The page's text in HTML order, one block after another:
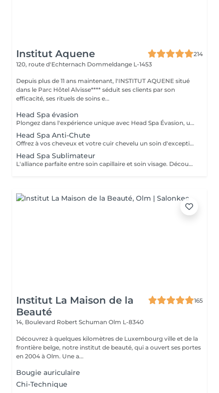
Institut Aquene
214
120, route d'Echternach Dommeldange L-1453
Depuis plus de 11 ans maintenant, l'INSTITUT AQUENE situé
dans le Parc Hôtel Alvisse**** séduit ses clients par son
efficacité, ses rituels de soins e...
Head Spa évasion
Plongez dans l'expérience unique avec Head Spa Évasion, un soin dédié exclusivement à votre cuir chevelu. Ce rituel express est idéal pour découvrir les bienfaits du Head Spa, alliant relaxation profonde et stimulation du cuir chevelu. Un Moment Pour Vous Évader - Nettoyage en profondeur: Élimination des impuretés pour un cuir chevelu purifié. - Massage ciblé: Une gestuelle relaxante qui stimule la microcirculation et soulage les tensions. - Hydratation et soin: Des produits adaptés pour nourrir et revitaliser votre cuir chevelu. Un sèche cheveux et des brosses sont mis à votre disposition pour que vous ne repartiez pas avec la tête mouillée.
Head Spa Anti-Chute
Offrez à vos cheveux et votre cuir chevelu un soin d'exception avec notre Head Spa Anti-chute, utilisant les produits haut de gamme NANNIC. Ce traitement innovant a été conçu pour prévenir la chute des cheveux, favoriser leur repousse et renforcer leur santé globale. Les Bienfaits des Produits NANNIC Les soins NANNIC sont formulés avec des complexes innovants et des ingrédients naturels tels que: - Peptides bioactifs: stimulent la croissance et renforcent les racines. - Extraits végétaux: Apaisent et rééquilibrent le cuir chevelu. - Technologie NBE: Optimise la pénétration des actifs pour des résultats visible dès les premières séances. Afin de prolonger les bienfaits à la maison, bénéficiez d'une réduction de 15% sur la gamme capillaire ainsi que les trousses au format voyage et/ou découverte. Un sèche cheveux et des brosses sont mis à votre disposition pour que vous ne repartiez pas avec la tête mouillée
Head Spa Sublimateur
L'alliance parfaite entre soin capillaire et soin visage. Découvrez notre nouveau Head Spa Sublimateur qui marie le meilleur des soins capillaires et des soins visage pour une expérience de bien-être et de beauté complète. Conçu pour sublimer vos cheveux tout en revitalisant votre peau, ce soin est une véritable parenthèse de détente et de régénération. En Quoi Consiste ce soin ? Le Head Spa Sublimateur est un protocole unique qui agit en profondeur sur vos cheveux, votre cuir chevelu et votre visage: - Soin Capillaire Personnalisé: Nettoyage, massage et application de soins adaptés pour purifier le cuir chevelu, renforcer la fibre capillaire et sublimer vos cheveux. - Rituel visage: Un soin ciblé pour hydrater, apaiser et illuminer la peau, en utilisant des produits premium et techniques expertes. - Massage Relaxant: Une gestuelle douce et enveloppante pour une détente absolue, favorisant la circulation et l'oxygénation des tissus. Les Bienfaits - Pour vos cheveux: Un cuir chevelu purifié, des cheveux plus brillants, plus doux et revitalisés en profondeur. - Pour votre peau: Un teint éclatant, une peau repulpée et nourrie, visiblement apaisée. - Pour votre Bien-être: Une relaxation totale et un moment de lâcher-prise unique. Un moment d'exception pour sublimer votre beauté naturelle Un sèche cheveux et des brosses sont mis à votre disposition pour que vous ne repartiez pas avec la tête mouillée
Institut La Maison de la
Beauté
165
14, Boulevard Robert Schuman Olm L-8340
Découvrez à quelques kilomètres de Luxembourg ville et de la
frontière belge, notre institut de beauté, qui a ouvert ses portes
en 2004 à Olm. Une a...
Bougie auriculaire
Chi-Technique